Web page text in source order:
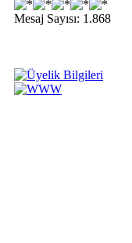
Mesaj Sayısı: 1.868